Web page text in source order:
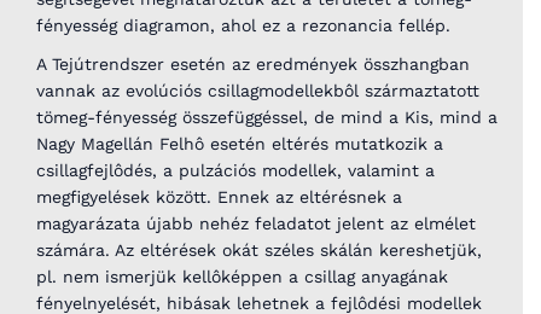
fényesség diagramon, ahol ez a rezonancia fellép.
A Tejútrendszer esetén az eredmények összhangban
vannak az evolúciós csillagmodellekbôl származtatott
tömeg-fényesség összefüggéssel, de mind a Kis, mind a
Nagy Magellán Felhô esetén eltérés mutatkozik a
csillagfejlôdés, a pulzációs modellek, valamint a
megfigyelések között. Ennek az eltérésnek a
magyarázata újabb nehéz feladatot jelent az elmélet
számára. Az eltérések okát széles skálán kereshetjük,
pl. nem ismerjük kellôképpen a csillag anyagának
fényelnyelését, hibásak lehetnek a fejlôdési modellek